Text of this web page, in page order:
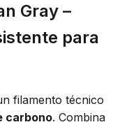
Gray –
para
filamento técnico
carbono. Combina